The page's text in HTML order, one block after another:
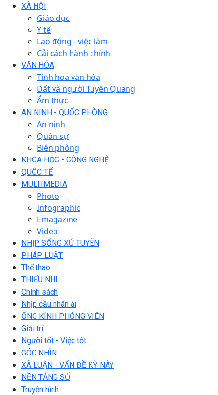
XÃ HỘI
Giáo dục
Y tế
Lao động - việc làm
Cải cách hành chính
VĂN HÓA
Tinh hoa văn hóa
Đất và người Tuyên Quang
Ẩm thực
AN NINH - QUỐC PHÒNG
An ninh
Quân sự
Biên phòng
KHOA HỌC - CÔNG NGHỆ
QUỐC TẾ
MULTIMEDIA
Photo
Infographic
Emagazine
Video
NHỊP SỐNG XỨ TUYÊN
PHÁP LUẬT
Thể thao
THIẾU NHI
Chính sách
Nhịp cầu nhân ái
ỐNG KÍNH PHÓNG VIÊN
Giải trí
Người tốt - Việc tốt
GÓC NHÌN
XÃ LUẬN - VẤN ĐỀ KỲ NÀY
NỀN TẢNG SỐ
Truyền hình